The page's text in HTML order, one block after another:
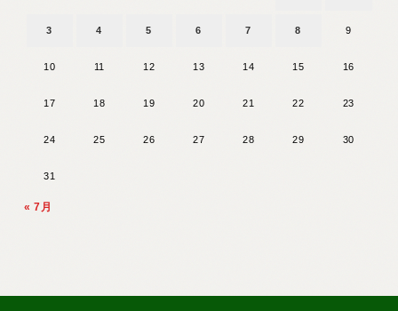
3 4 5 6 7 8 9
10 11 12 13 14 15 16
17 18 19 20 21 22 23
24 25 26 27 28 29 30
31
« 7月